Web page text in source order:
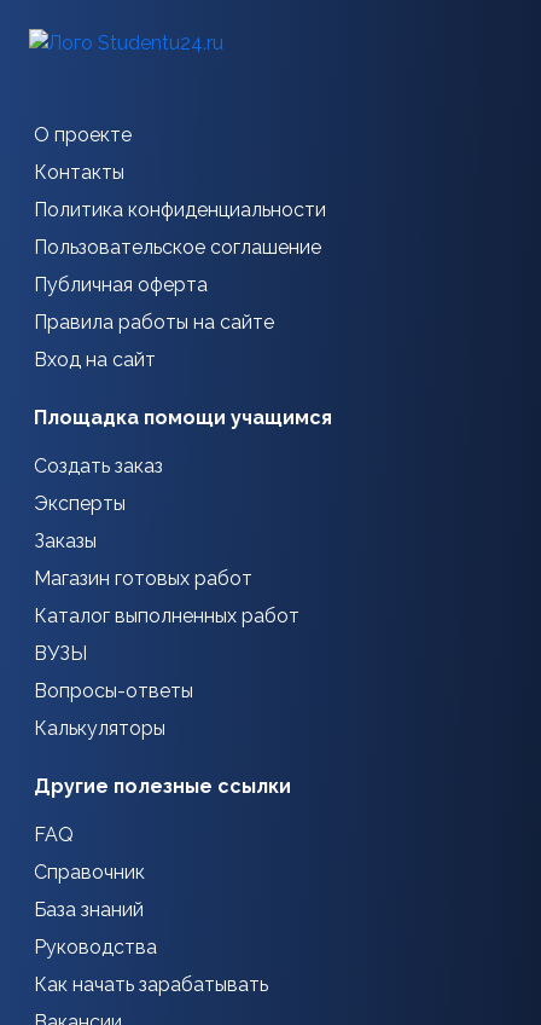
О проекте
Контакты
Политика конфиденциальности
Пользовательское соглашение
Публичная оферта
Правила работы на сайте
Вход на сайт
Площадка помощи учащимся
Создать заказ
Эксперты
Заказы
Магазин готовых работ
Каталог выполненных работ
ВУЗЫ
Вопросы-ответы
Калькуляторы
Другие полезные ссылки
FAQ
Справочник
База знаний
Руководства
Как начать зарабатывать